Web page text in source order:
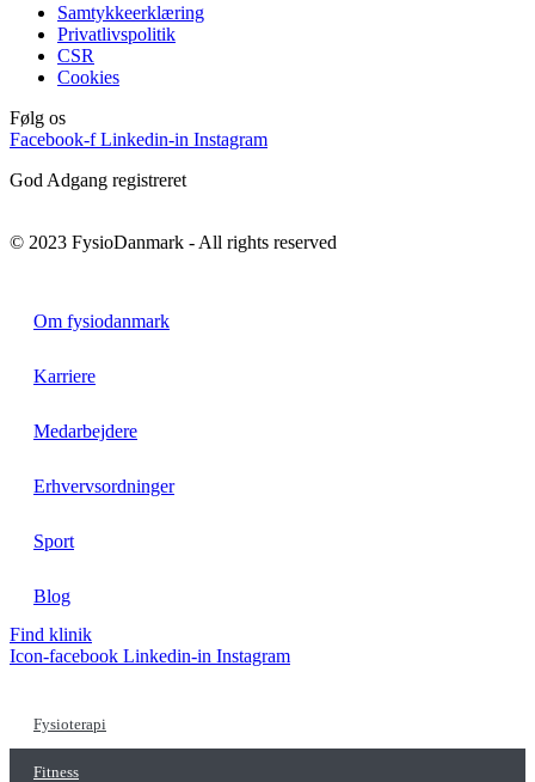
Samtykkeerklæring
Privatlivspolitik
CSR
Cookies
Følg os
Facebook-f Linkedin-in Instagram
God Adgang registreret
© 2023 FysioDanmark - All rights reserved
Om fysiodanmark
Karriere
Medarbejdere
Erhvervsordninger
Sport
Blog
Find klinik
Icon-facebook Linkedin-in Instagram
Fysioterapi
Fitness